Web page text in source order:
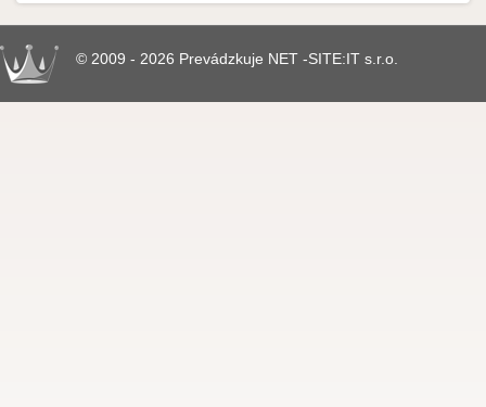
© 2009 - 2026 Prevádzkuje NET -SITE:IT s.r.o.